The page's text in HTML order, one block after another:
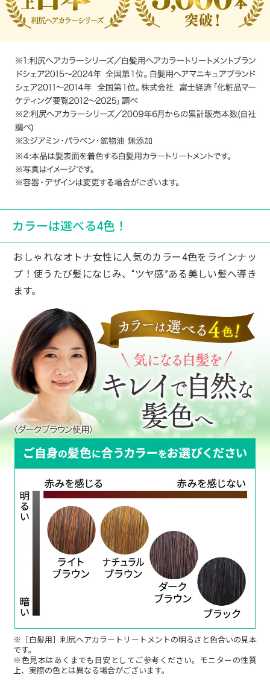
りましたが、回数を重ねると染まりにくい箇
所が。髪質のせいでしょうか？色褪せもはや
いのですが、周りからは髪色を褒めてもらえ
るので満足しています。
50代男性
妻と使っています。シャンプー後に塗り込ん
で放置、流して終了。トリートメント成分が
良いので、髪がつるつるに。
10代女性
とてもいい商品のように書かれていたので購
入したが、洗い流してもタオルに色が付く。
他の商品はこんなにタオルに付かない分、持
ちも良い。
高い割にあまり持ちも良くないし、髪がパサ
つく。
40代女性
白髪染めをするなら髪を労わりながら使える
ものと思って探していました。つむじ中心に
白髪がありますが自分でも染められます。手
や首についてもすぐに洗えば消えるのでとて
も助かっています。
40代女性
最近チラホラ出てきた白髪が気になり使って
みました。ツンとした香りもなく伸びも良く
て、初めてだけど髪全体にうまく付けること
ができました。仕上がりはパサつくかと思っ
ていたら、逆にツヤツヤの仕上がりでまとま
りも良く、ビックリしました。染まり具合は
元の髪と同じように…とはさすがに１回では
ならないけど、白髪がどこにあるか分からな
いくらいまでには馴染みました。元々白髪が
上がりです。値段が少し高いので、お出かけ
前や白髪が特に気になる時に使用していま
す。
カラーは選べる4色！
おしゃれなオトナ女性に人気のカラー4色をラインナッ
プ！使うたび髪になじみ、“ツヤ感”ある美しい髪へ導き
ます。
※［白髪用］利尻ヘアカラートリートメントの明るさと色合いの見本
です。
※色見本はあくまでも目安としてご参考ください。モニターの性質
上、実際の色とは異なる場合がございます。